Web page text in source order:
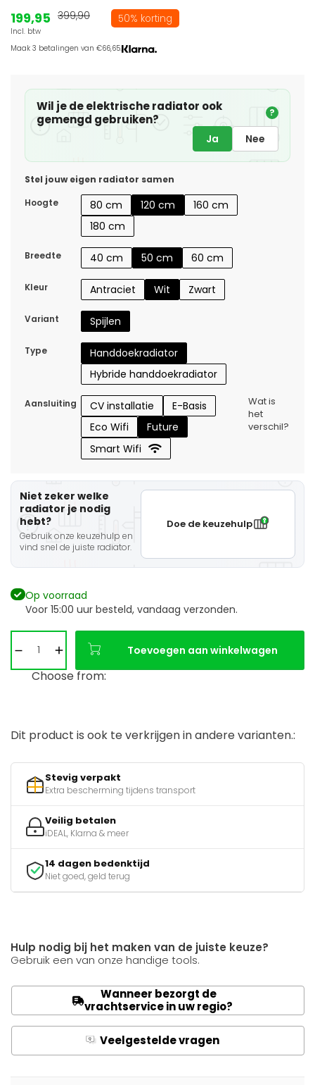
199,95
Incl. btw
399,90 50% korting
Maak 3 betalingen van €66,65.
Wil je de elektrische radiator ook
gemengd gebruiken?
?
Ja Nee
Stel jouw eigen radiator samen
Hoogte
80 cm 120 cm
160 cm
180 cm
Breedte 40 cm 50 cm 60 cm
Kleur Antraciet Wit Zwart
Variant Spijlen
Type
Handdoekradiator
Hybride handdoekradiator
Aansluiting CV installatie
E-Basis
Eco Wifi
Future
Smart Wifi
Wat is
het
verschil?
Niet zeker welke
radiator je nodig
hebt?
Gebruik onze keuzehulp en
vind snel de juiste radiator.
Doe de keuzehulp
Op voorraad
Voor 15:00 uur besteld, vandaag verzonden.
Toevoegen aan winkelwagen
Choose from:
Dit product is ook te verkrijgen in andere varianten.:
Stevig verpakt
Extra bescherming tijdens transport
Veilig betalen
iDEAL, Klarna & meer
14 dagen bedenktijd
Niet goed, geld terug
Hulp nodig bij het maken van de juiste keuze?
Gebruik een van onze handige tools.
Wanneer bezorgt de
vrachtservice in uw regio?
Q Veelgestelde vragen